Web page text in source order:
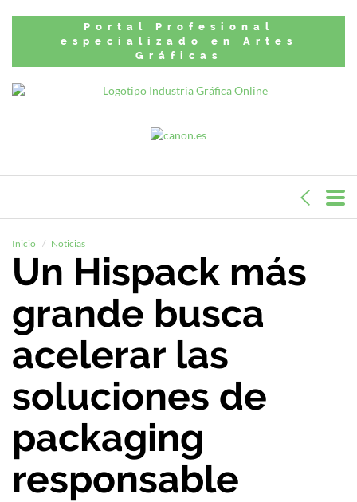
Portal Profesional
especializado en Artes
Gráficas
Inicio Noticias
Un Hispack más
grande busca
acelerar las
soluciones de
packaging
responsable